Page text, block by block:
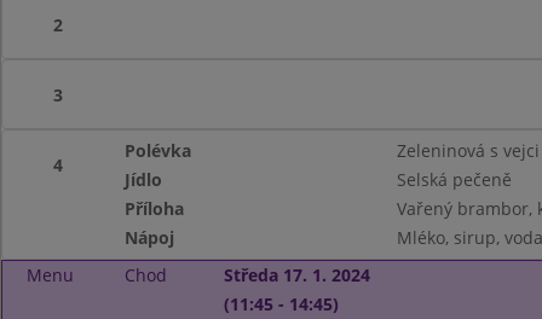
2
3
4
Polévka
Zeleninová s vejci
Jídlo
Selská pečeně
Příloha
Vařený brambor,
Nápoj
Mléko, sirup,
Menu
Chod
Středa 17. 1. 2024
(11:45 - 14:45)